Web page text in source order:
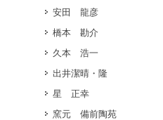
安田 龍彦
橋本 勘介
久本 浩一
出井潔晴・隆
星 正幸
窯元 備前陶苑